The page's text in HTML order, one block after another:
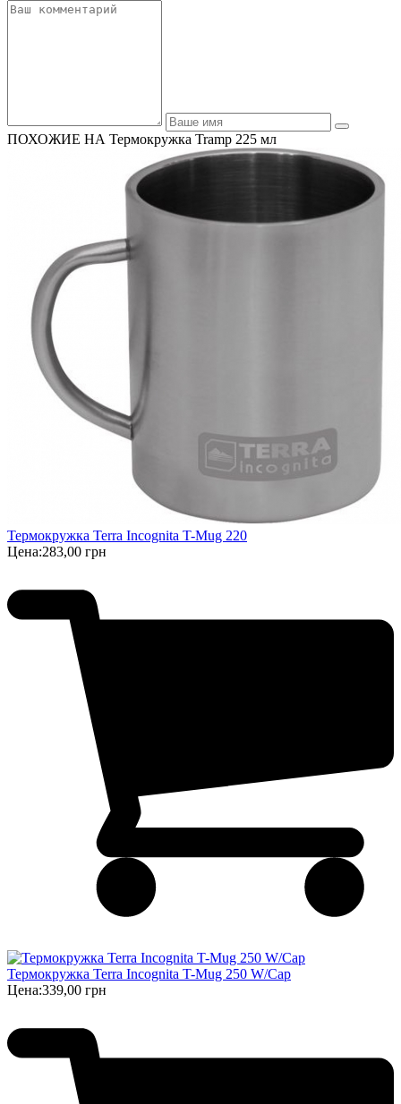
ПОХОЖИЕ НА Термокружка Tramp 225 мл
Термокружка Terra Incognita T-Mug 220
Цена:283,00 грн
Термокружка Terra Incognita T-Mug 250 W/Cap
Цена:339,00 грн